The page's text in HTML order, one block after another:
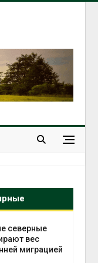
Тайфун, засуха и
сразу несколько
регионов